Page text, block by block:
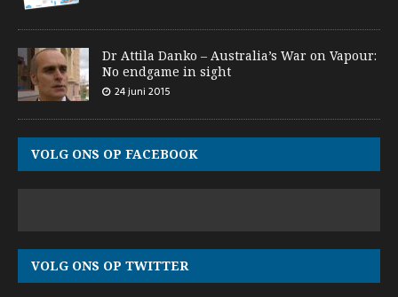
Dr Attila Danko – Australia’s War on Vapour:
No endgame in sight
24 juni 2015
VOLG ONS OP FACEBOOK
VOLG ONS OP TWITTER